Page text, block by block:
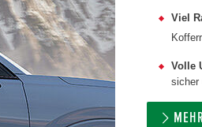
Viel
Volle
sicher